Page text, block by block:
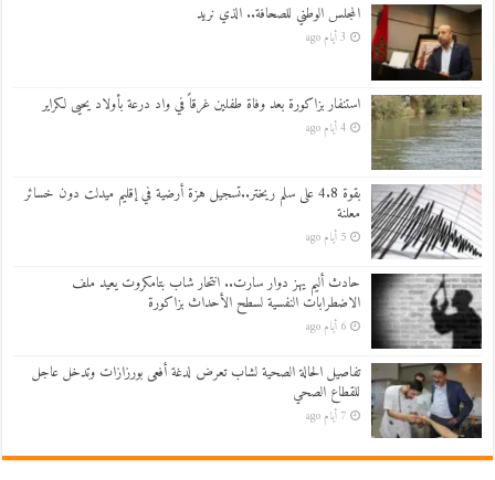
المجلس الوطني للصحافة.. الذي نريد
3 أيام ago
استنفار بزاكورة بعد وفاة طفلين غرقاً في واد درعة بأولاد يحيى لكراير
4 أيام ago
بقوة 4.8 على سلم ريختر..تسجيل هزة أرضية في إقليم ميدلت دون خسائر
معلنة
5 أيام ago
حادث أليم يهز دوار سارت.. انتحار شاب بتامكروت يعيد ملف
الاضطرابات النفسية لسطح الأحداث بزاكورة
6 أيام ago
تفاصيل الحالة الصحية لشاب تعرض لدغة أفعى بورزازات وتدخل عاجل
للقطاع الصحي
7 أيام ago